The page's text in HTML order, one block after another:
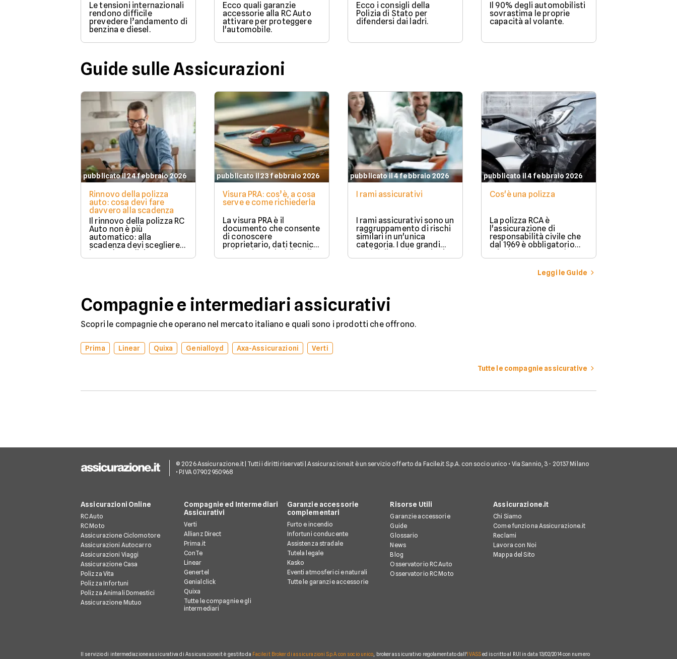
Le tensioni internazionali
rendono difficile
prevedere l’andamento di
benzina e diesel.
Ecco quali garanzie
accessorie alla RC Auto
attivare per proteggere
l'automobile.
Ecco i consigli della
Polizia di Stato per
difendersi dai ladri.
Il 90% degli automobilisti
sovrastima le proprie
capacità al volante.
Guide sulle Assicurazioni
pubblicato il 24 febbraio 2026
Rinnovo della polizza
auto: cosa devi fare
davvero alla scadenza
Il rinnovo della polizza RC
Auto non è più
automatico: alla
scadenza devi scegliere
in modo esplicito se
rinnovare con la stessa
pubblicato il 23 febbraio 2026
Visura PRA: cos’è, a cosa
serve e come richiederla
La visura PRA è il
documento che consente
di conoscere
proprietario, dati tecnici
e situazione giuridica di
un veicolo iscritto al
pubblicato il 4 febbraio 2026
I rami assicurativi
I rami assicurativi sono un
raggruppamento di rischi
similari in un'unica
categoria. I due grandi
rami delle assicurazioni
sono il ramo danni e il
pubblicato il 4 febbraio 2026
Cos'è una polizza
La polizza RCA è
l'assicurazione di
responsabilità civile che
dal 1969 è obbligatorio
stipulare per possedere e
guidare in Italia un
veicolo a motore.Leggi le Guide
Compagnie e intermediari assicurativi
Scopri le compagnie che operano nel mercato italiano e quali sono i prodotti che offrono.
Prima Linear Quixa Genialloyd Axa-Assicurazioni Verti
Tutte le compagnie assicurative
© 2026 Assicurazione.it | Tutti i diritti riservati | Assicurazione.it è un servizio offerto da Facile.it S.p.A. con socio unico • Via Sannio, 3 - 20137 Milano
• P.IVA 07902950968
Assicurazioni Online
RC Auto
RC Moto
Assicurazione Ciclomotore
Assicurazioni Autocarro
Assicurazioni Viaggi
Assicurazione Casa
Polizza Vita
Polizza Infortuni
Polizza Animali Domestici
Assicurazione Mutuo
Compagnie ed Intermediari
Assicurativi
Verti
Allianz Direct
Prima.it
ConTe
Linear
Genertel
Genialclick
Quixa
Tutte le compagnie e gli
intermediari
Garanzie accessorie
complementari
Furto e incendio
Infortuni conducente
Assistenza stradale
Tutela legale
Kasko
Eventi atmosferici e naturali
Tutte le garanzie accessorie
Risorse Utili
Garanzie accessorie
Guide
Glossario
News
Blog
Osservatorio RC Auto
Osservatorio RC Moto
Assicurazione.it
Chi Siamo
Come funziona Assicurazione.it
Reclami
Lavora con Noi
Mappa del Sito
Il servizio di intermediazione assicurativa di Assicurazione.it è gestito da Facile.it Broker di assicurazioni S.p.A. con socio unico , broker assicurativo regolamentato dall' IVASSed iscritto al RUI in data 13/02/2014 con numero